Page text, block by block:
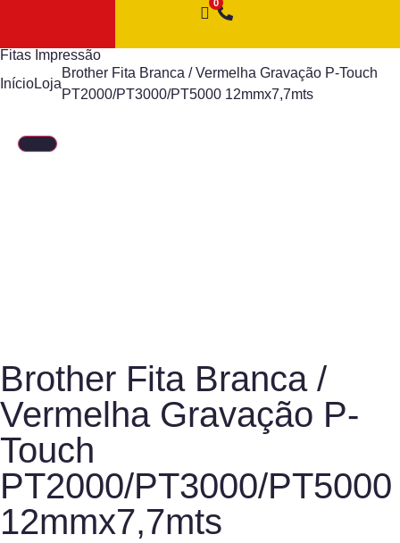
Fitas Impressão
InícioLoja
Brother Fita Branca / Vermelha Gravação P-Touch
PT2000/PT3000/PT5000 12mmx7,7mts
Brother Fita Branca /
Vermelha Gravação P-
Touch
PT2000/PT3000/PT5000
12mmx7,7mts